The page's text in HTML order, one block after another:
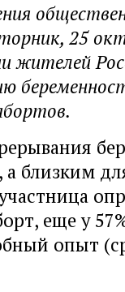
25
жителей
а близким
еще у
опыт